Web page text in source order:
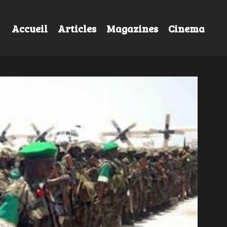
Accueil Articles Magazines Cinema